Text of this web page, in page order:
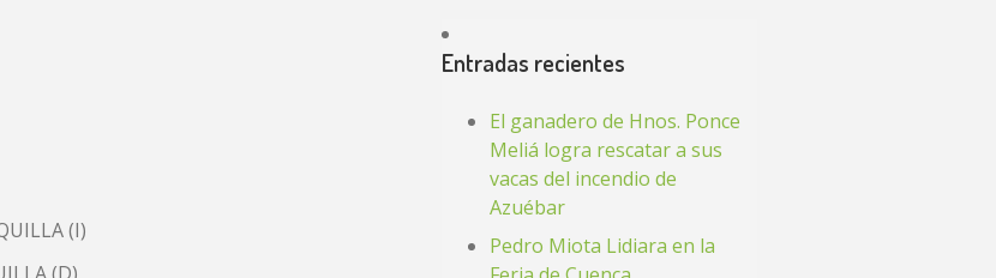
(I)
Entradas recientes
El ganadero de Hnos. Ponce
Meliá logra rescatar a sus
vacas del incendio de
Azuébar
Pedro Miota Lidiara en la